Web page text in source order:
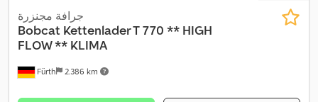
Fürth 2.386 km
جرافة مجنزرة
Bobcat Kettenlader T 770 ** HIGH
FLOW ** KLIMA